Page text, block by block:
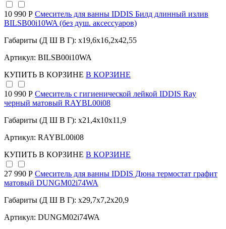
10 990 Р Смеситель для ванны IDDIS Билд длинный излив
BILSB00i10WA (без душ. аксессуаров)
Габариты (Д Ш В Г): x19,6x16,2x42,55
Артикул: BILSB00i10WA
КУПИТЬ В КОРЗИНЕ В КОРЗИНЕ
10 990 Р Смеситель с гигиенической лейкой IDDIS Ray
черный матовый RAYBL00i08
Габариты (Д Ш В Г): x21,4x10x11,9
Артикул: RAYBL00i08
КУПИТЬ В КОРЗИНЕ В КОРЗИНЕ
27 990 Р Смеситель для ванны IDDIS Дюна термостат графит
матовый DUNGM02i74WA
Габариты (Д Ш В Г): x29,7x7,2x20,9
Артикул: DUNGM02i74WA